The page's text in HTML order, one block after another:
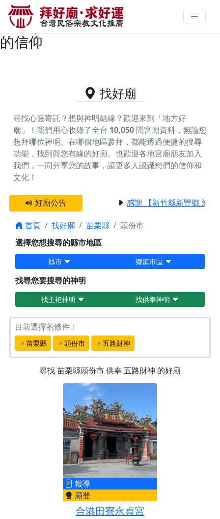
苗栗縣頭份市供奉五路財神的好廟
資料｜拜好廟求好運 找到與您有緣
的信仰
找好廟
尋找心靈寄託？想與神明結緣？歡迎來到「地方好
廟」！我們用心收錄了全台 10,050 間宮廟資料，無論您
想拜哪位神明、在哪個地區參拜，都能透過便捷的搜尋
功能，找到與您有緣的好廟。 也歡迎各地宮廟朋友加入
我們，一同分享您的故事，讓更多人認識您們的信仰和
文化！
好廟公告 感謝 【新竹縣新豐鄉 池和
首頁 找好廟 苗栗縣
頭份市
選擇您想搜尋的縣市地區
縣市 鄉鎮市區
找尋您要搜尋的神明
找主祀神明 找供奉神明
目前選擇的條件：
苗栗縣 頭份市 五路財神
尋找苗栗縣頭份市供奉 五路財神 的好廟
報導
廟登
合港田寮永貞宮